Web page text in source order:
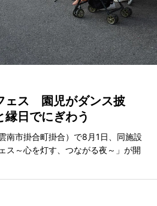
ェス 園児がダンス披
日でにぎわう
南市掛合町掛合）で8月1日、同施設
ス～心を灯す、つながる夜～」が開